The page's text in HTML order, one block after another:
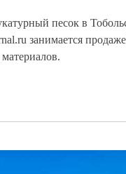
песок в
занимается